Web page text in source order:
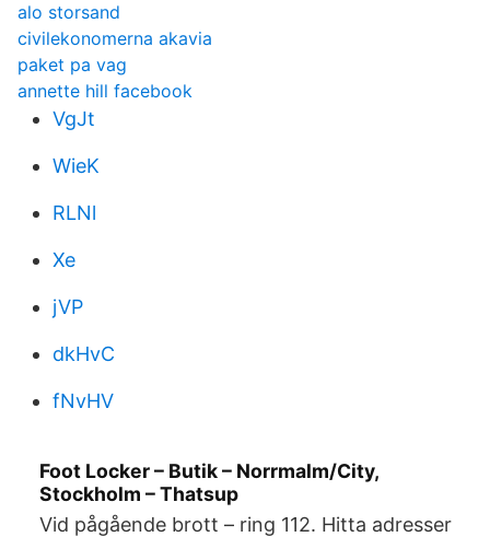
alo storsand
civilekonomerna akavia
paket pa vag
annette hill facebook
VgJt
WieK
RLNl
Xe
jVP
dkHvC
fNvHV
Foot Locker – Butik – Norrmalm/City,
Stockholm – Thatsup
Vid pågående brott – ring 112. Hitta adresser